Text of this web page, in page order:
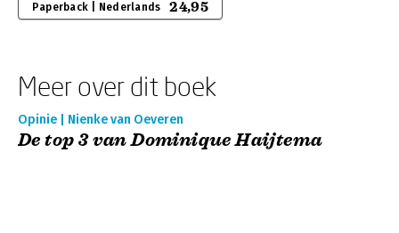
Paperback | Nederlands 24,95
Meer over dit boek
Opinie | Nienke van Oeveren
De top 3 van Dominique Haijtema